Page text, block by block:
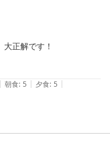
用できました。ありがとう
正解です！
麗さと広さに感動しまし
たくさん出してくれます
| 朝食: 5 | 夕食: 5 |